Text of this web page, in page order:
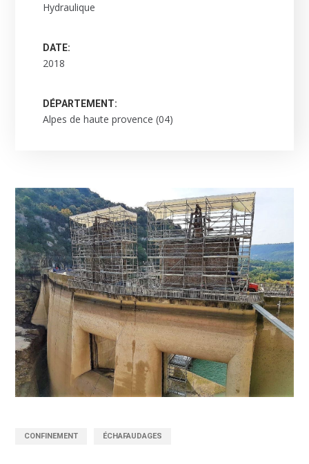
Hydraulique
DATE:
2018
DÉPARTEMENT:
Alpes de haute provence (04)
CONFINEMENT ÉCHAFAUDAGES